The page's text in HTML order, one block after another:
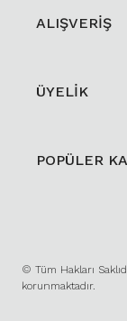
ALIŞVERİŞ
ÜYELİK
POPÜLER
© Tüm Hakları
korunmaktadır.